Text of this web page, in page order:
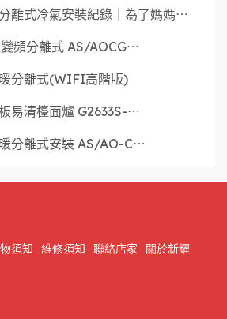
離式冷氣安裝紀錄｜為了媽媽⋯
頻分離式 AS/AOCG⋯
分離式(WIFI高階版)
易清檯面爐 G2633S-⋯
分離式安裝 AS/AO-C⋯
須知 維修須知 聯絡店家
關於新耀